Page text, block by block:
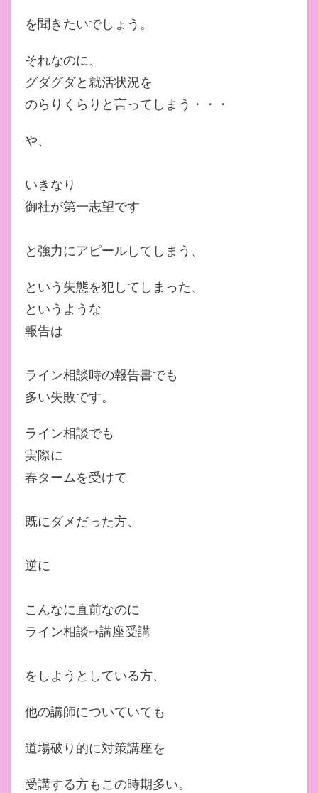
を聞きたいでしょう。
それなのに、
グダグダと就活状況を
のらりくらりと言ってしまう・・・
や、
いきなり
御社が第一志望です
と強力にアピールしてしまう、
という失態を犯してしまった、
というような
報告は
ライン相談時の報告書でも
多い失敗です。
ライン相談でも
実際に
春タームを受けて
既にダメだった方、
逆に
こんなに直前なのに
ライン相談➙講座受講
をしようとしている方、
他の講師についていても
道場破り的に対策講座を
受講する方もこの時期多い。